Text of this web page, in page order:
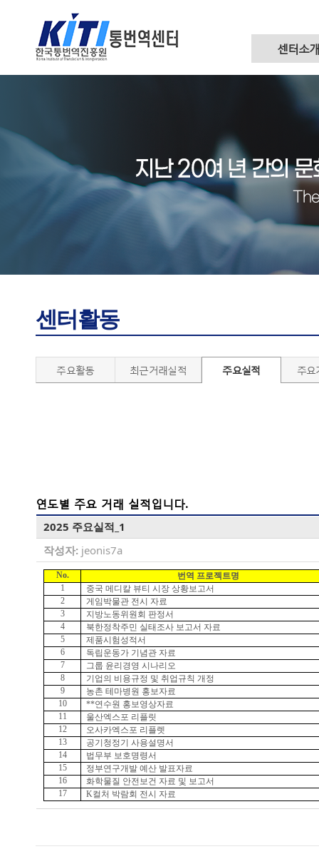
센터소개
센터활동
주요활동 최근거래실적 주요실적 주요
연도별 주요 거래 실적입니다.
2025 주요실적_1
작성자: jeonis7a
No.
번역 프로젝트명
1
중국 메디칼 뷰티 시장 상황보고서
2
게임박물관 전시 자료
3
지방노동위원회 판정서
4
북한정착주민 실태조사 보고서 자료
5
제품시험성적서
6
독립운동가 기념관 자료
7
그룹 윤리경영 시나리오
8
기업의 비용규정 및 취업규칙 개정
9
농촌 테마병원 홍보자료
10
**연수원 홍보영상자료
11
울산엑스포 리플릿
12
오사카엑스포 리플렛
13
공기청정기 사용설명서
14
법무부 보호명령서
15
정부연구개발 예산 발표자료
16
화학물질 안전보건 자료 및 보고서
17
K컬처 박람회 전시 자료